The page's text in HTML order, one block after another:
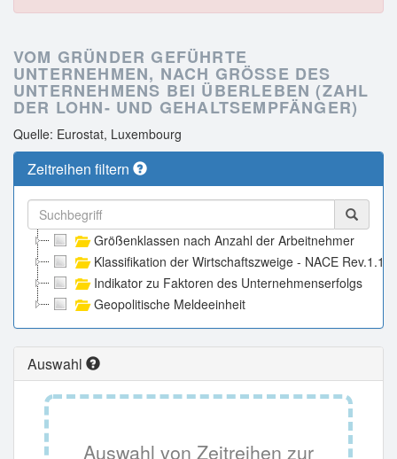
VOM GRÜNDER GEFÜHRTE
UNTERNEHMEN, NACH GRÖSSE DES U
NTERNEHMENS BEI ÜBERLEBEN (ZAHL D
ER LOHN- UND GEHALTSEMPFÄNGER)
Quelle: Eurostat, Luxembourg
Zeitreihen filtern
Größenklassen nach Anzahl der Arbeitnehmer
Klassifikation der Wirtschaftszweige - NACE Rev.1.1
Indikator zu Faktoren des Unternehmenserfolgs
Geopolitische Meldeeinheit
Auswahl
Auswahl von Zeitreihen zur